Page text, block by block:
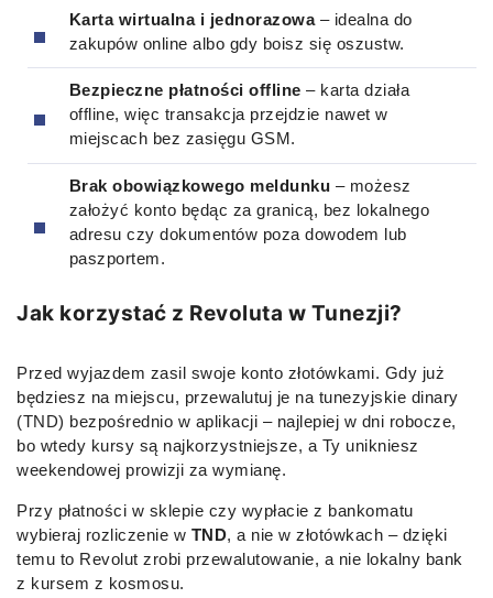
Karta wirtualna i jednorazowa– idealna do
zakupów online albo gdy boisz się oszustw.
Bezpieczne płatności offline – karta działa
offline, więc transakcja przejdzie nawet w
miejscach bez zasięgu GSM.
Brak obowiązkowego meldunku – możesz
założyć konto będąc za granicą, bez lokalnego
adresu czy dokumentów poza dowodem lub
paszportem.
Jak korzystać z Revoluta w Tunezji?
Przed wyjazdem zasil swoje konto złotówkami. Gdy już
będziesz na miejscu, przewalutuj je na tunezyjskie dinary
(TND) bezpośrednio w aplikacji – najlepiej w dni robocze,
bo wtedy kursy są najkorzystniejsze, a Ty unikniesz
weekendowej prowizji za wymianę.
Przy płatności w sklepie czy wypłacie z bankomatu
wybieraj rozliczenie w TND, a nie w złotówkach – dzięki
temu to Revolut zrobi przewalutowanie, a nie lokalny bank
z kursem z kosmosu.